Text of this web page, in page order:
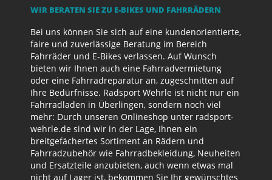
WIR BERATEN SIE ZU E-BIKES UND FAHRRÄDERN
Bei uns können Sie sich auf eine kundenorientierte,
faire und zuverlässige Beratung im Bereich
Fahrräder und E-Bikes verlassen. Auf Wunsch
bieten wir Ihnen auch eine Fahrradvermietung
oder eine Fahrradreparatur an, zugeschnitten auf
Ihre Bedürfnisse. Radsport Wehrle ist nicht nur ein
Fahrradladen in Überlingen, sondern noch viel
mehr: Durch unseren Onlineshop unter radsport-
wehrle.de sind wir in der Lage, Ihnen ein
breitgefächertes Sortiment an Rädern und
Fahrradzubehör wie Fahrradbekleidung, Neuheiten
und Ersatzteile anzubieten, auch wenn etwas mal
nicht auf Lager ist, bekommen Sie Ihr gewünschtes